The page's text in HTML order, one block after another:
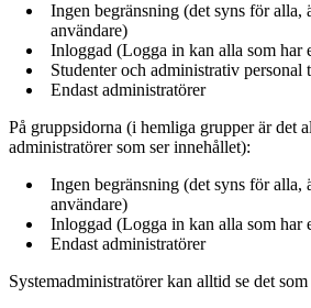
Ingen begränsning (det syns för alla,
användare)
Inloggad (Logga in kan alla som har
Studenter och administrativ personal
Endast administratörer
På gruppsidorna (i hemliga grupper är det
administratörer som ser innehållet):
Ingen begränsning (det syns för alla,
användare)
Inloggad (Logga in kan alla som har
Endast administratörer
Systemadministratörer kan alltid se det